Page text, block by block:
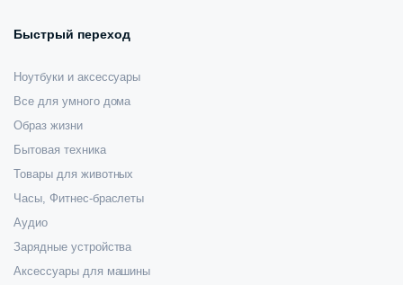
Быстрый переход
Ноутбуки и аксессуары
Все для умного дома
Образ жизни
Бытовая техника
Товары для животных
Часы, Фитнес-браслеты
Аудио
Зарядные устройства
Аксессуары для машины